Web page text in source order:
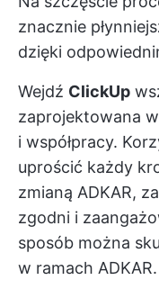
znacznie
dzięki
Wejdź ClickUp
zaprojektowana
i współpracy.
uprościć każdy
zmianą ADKAR,
zgodni i
sposób można
w ramach ADKAR.